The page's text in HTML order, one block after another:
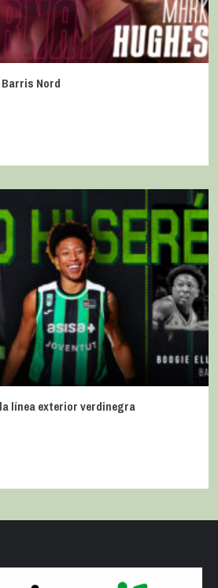
Nord
línea exterior verdinegra